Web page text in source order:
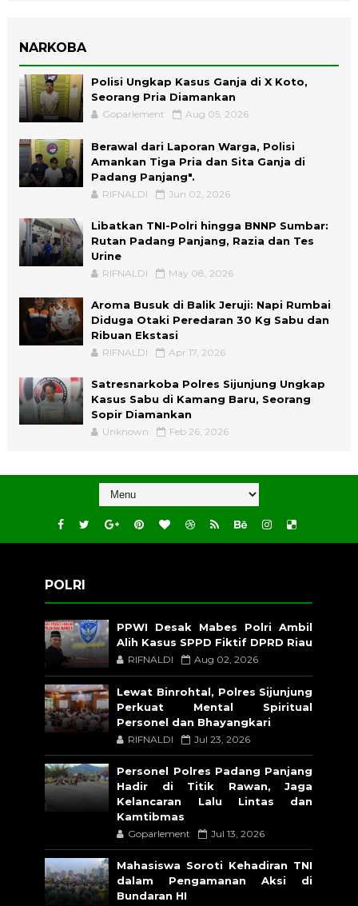
NARKOBA
Polisi Ungkap Kasus Ganja di X Koto,
Seorang Pria Diamankan
Goparlement Aug 05, 2026
Berawal dari Laporan Warga, Polisi
Amankan Tiga Pria dan Sita Ganja di
Padang Panjang".
RIFNALDI Jun 02, 2026
Libatkan TNI-Polri hingga BNNP Sumbar:
Rutan Padang Panjang, Razia dan Tes
Urine
RIFNALDI May 08, 2026
Aroma Busuk di Balik Jeruji: Napi Rumbai
Diduga Otaki Peredaran 30 Kg Sabu dan
Ribuan Ekstasi
RIFNALDI Apr 17, 2026
Satresnarkoba Polres Sijunjung Ungkap
Kasus Sabu di Kamang Baru, Seorang
Sopir Diamankan
Unknown Feb 26, 2026
POLRI
PPWI Desak Mabes Polri Ambil
Alih Kasus SPPD Fiktif DPRD Riau
RIFNALDI Aug 02, 2026
Lewat Binrohtal, Polres Sijunjung
Perkuat Mental Spiritual
Personel dan Bhayangkari
RIFNALDI Jul 23, 2026
Personel Polres Padang Panjang
Hadir di Titik Rawan, Jaga
Kelancaran Lalu Lintas dan
Kamtibmas
Goparlement Jul 13, 2026
Mahasiswa Soroti Kehadiran TNI
dalam Pengamanan Aksi di
Bundaran HI